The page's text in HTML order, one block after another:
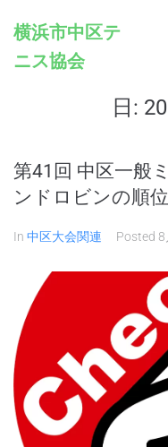
横浜市中区テ
ニス協会
日:
第41回 中区一般
ンドロビンの順
In 中区大会関連 Posted 8